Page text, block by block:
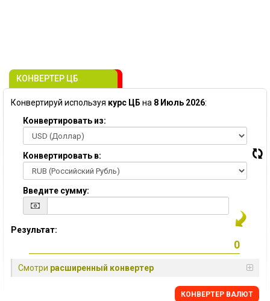
КОНВЕРТЕР ЦБ
Конвертируй используя курс ЦБ на 8 Июль 2026:
Конвертировать из:
Конвертировать в:
Введите сумму:
Результат:
Смотри расширенный конвертер
КОНВЕРТЕР ВАЛЮТ